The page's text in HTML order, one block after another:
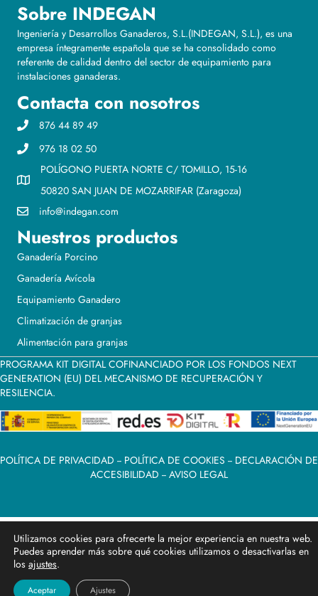
Sobre INDEGAN
Ingeniería y Desarrollos Ganaderos, S.L.(INDEGAN, S.L.), es una
empresa íntegramente española que se ha consolidado como
referente de calidad dentro del sector de equipamiento para
instalaciones ganaderas.
Contacta con nosotros
876 44 89 49
976 18 02 50
POLÍGONO PUERTA NORTE C/ TOMILLO, 15-16
50820 SAN JUAN DE MOZARRIFAR (Zaragoza)
info@indegan.com
Nuestros productos
Ganadería Porcino
Ganadería Avícola
Equipamiento Ganadero
Climatización de granjas
Alimentación para granjas
PROGRAMA KIT DIGITAL COFINANCIADO POR LOS FONDOS NEXT
GENERATION (EU) DEL MECANISMO DE RECUPERACIÓN Y
RESILENCIA.
POLÍTICA DE PRIVACIDAD -- POLÍTICA DE COOKIES -- DECLARACIÓN DE
ACCESIBILIDAD -- AVISO LEGAL
Utilizamos cookies para ofrecerte la mejor experiencia en nuestra web.
Puedes aprender más sobre qué cookies utilizamos o desactivarlas en
los ajustes.
Aceptar Ajustes